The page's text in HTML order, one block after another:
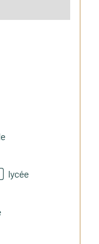
Nos
2R.
lycée